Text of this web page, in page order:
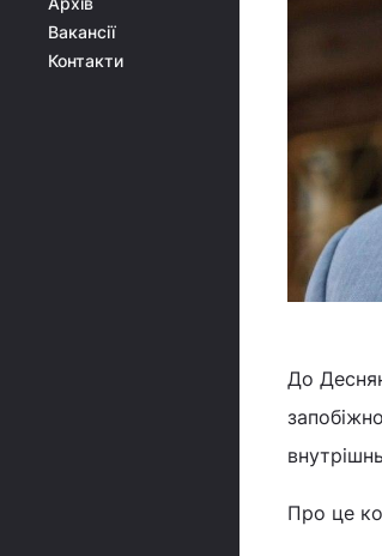
Вакансії
Контакти
До
Про це